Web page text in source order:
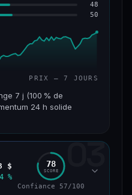
43/100
48
50
PRIX — 7 JOURS
7 j (100 % de
24 h solide
VOLUME 24 H
VAR. 30 J
+211,4 %
03
$
%
78
SCORE
Confiance 57/100